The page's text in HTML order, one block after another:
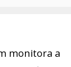
monitora a